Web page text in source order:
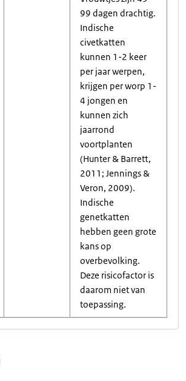
99 dagen drachtig.
Indische
civetkatten
kunnen 1-2 keer
per jaar werpen,
krijgen per worp 1-
4 jongen en
kunnen zich
jaarrond
voortplanten
(Hunter & Barrett,
2011; Jennings &
Veron, 2009).
Indische
genetkatten
hebben geen grote
kans op
overbevolking.
Deze risicofactor is
daarom niet van
toepassing.